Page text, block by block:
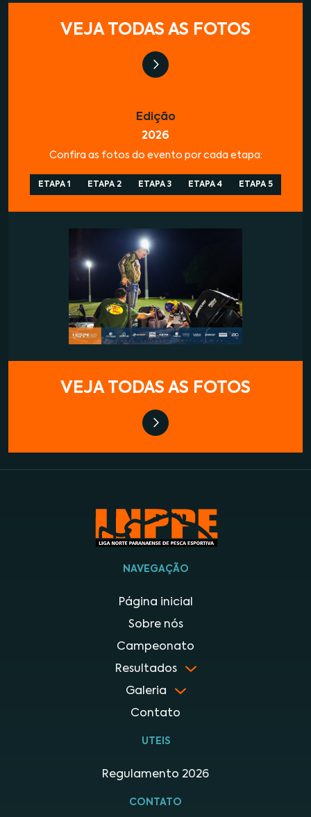
VEJA TODAS AS FOTOS
Edição
2026
Confira as fotos do evento por cada etapa:
ETAPA 1 ETAPA 2 ETAPA 3 ETAPA 4 ETAPA 5
VEJA TODAS AS FOTOS
NAVEGAÇÃO
Página inicial
Sobre nós
Campeonato
Resultados
Galeria
Contato
UTEIS
Regulamento 2026
CONTATO